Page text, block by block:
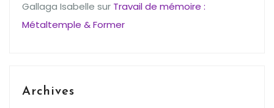
Gallaga Isabelle sur Travail de mémoire :
Métaltemple & Former
Archives